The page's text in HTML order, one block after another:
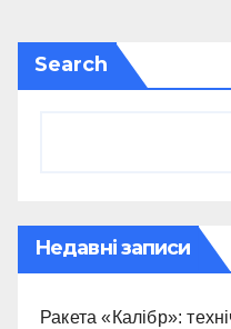
Search
Недавні записи
Ракета «Калібр»: